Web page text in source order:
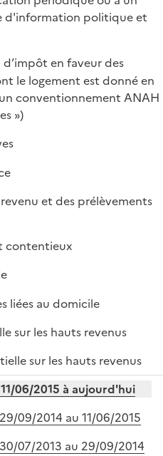
d'information politique et
en faveur des
le logement est donné en
conventionnement ANAH
»)
et des prélèvements
contentieux
liées au domicile
sur les hauts revenus
sur les hauts revenus
06/2015 à aujourd'hui
09/2014 au 11/06/2015
07/2013 au 29/09/2014